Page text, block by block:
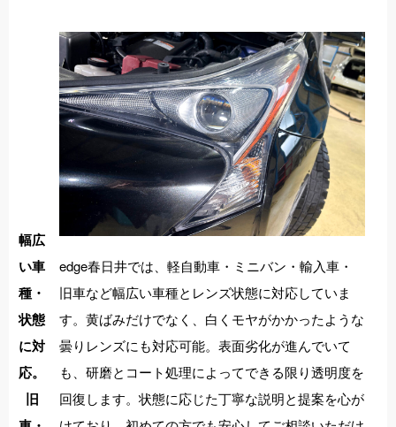
幅広
い車
種・
状態
に対
応。
旧
edge春日井では、軽自動車・ミニバン・輸入車・
旧車など幅広い車種とレンズ状態に対応していま
す。黄ばみだけでなく、白くモヤがかかったような
曇りレンズにも対応可能。表面劣化が進んでいて
も、研磨とコート処理によってできる限り透明度を
回復します。状態に応じた丁寧な説明と提案を心が